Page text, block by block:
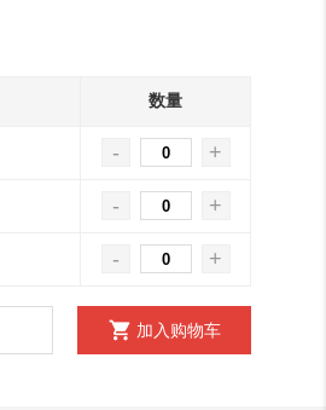
数量
- +
- +
- +
加入购物车